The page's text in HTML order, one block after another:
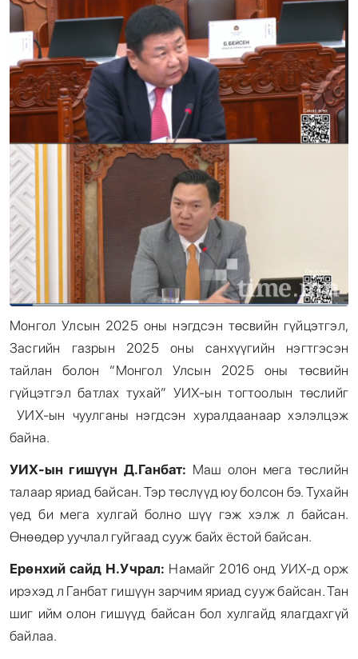
Монгол Улсын 2025 оны нэгдсэн төсвийн гүйцэтгэл,
Засгийн газрын 2025 оны санхүүгийн нэгтгэсэн
тайлан болон “Монгол Улсын 2025 оны төсвийн
гүйцэтгэл батлах тухай” УИХ-ын тогтоолын төслийг
УИХ-ын чуулганы нэгдсэн хуралдаанаар хэлэлцэж
байна.
УИХ-ын гишүүн Д.Ганбат: Маш олон мега төслийн
талаар яриад байсан. Тэр төслүүд юу болсон бэ. Тухайн
үед би мега хулгай болно шүү гэж хэлж л байсан.
Өнөөдөр уучлал гуйгаад сууж байх ёстой байсан.
Ерөнхий сайд Н.Учрал: Намайг 2016 онд УИХ-д орж
ирэхэд л Ганбат гишүүн зарчим яриад сууж байсан. Тан
шиг ийм олон гишүүд байсан бол хулгайд ялагдахгүй
байлаа.